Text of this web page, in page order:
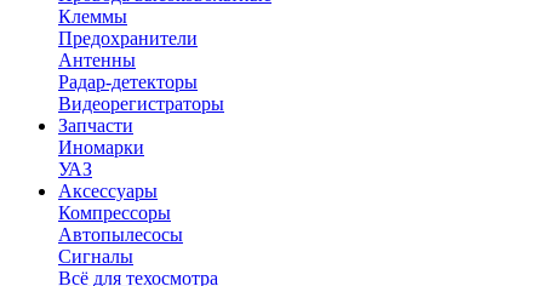
Клеммы
Предохранители
Антенны
Радар-детекторы
Видеорегистраторы
Запчасти
Иномарки
УАЗ
Аксесcуары
Компрессоры
Автопылесосы
Сигналы
Всё для техосмотра